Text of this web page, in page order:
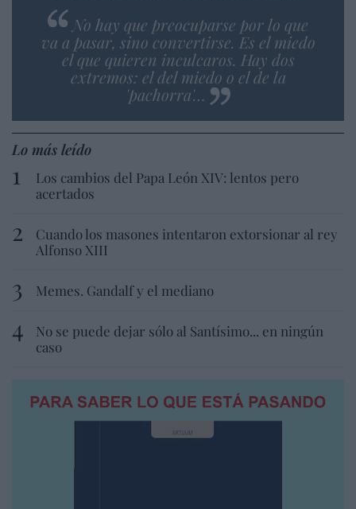
No hay que preocuparse por lo que
va a pasar, sino convertirse. Es el miedo
el que quieren inculcaros. Hay dos
extremos: el del miedo o el de la
'pachorra'…
Lo más leído
Los cambios del Papa León XIV: lentos pero
acertados
Cuando los masones intentaron extorsionar al rey
Alfonso XIII
Memes. Gandalf y el mediano
No se puede dejar sólo al Santísimo... en ningún
caso